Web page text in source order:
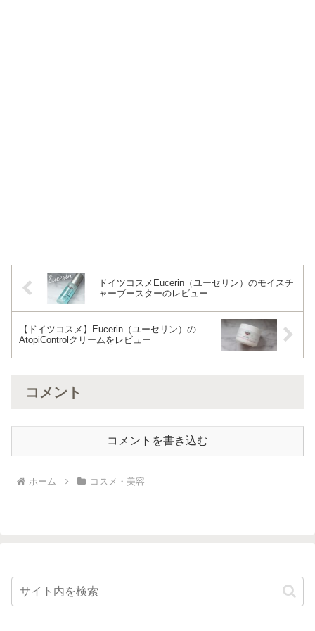
ドイツコスメEucerin（ユーセリン）のモイスチ
ャーブースターのレビュー
【ドイツコスメ】Eucerin（ユーセリン）の
AtopiControlクリームをレビュー
コメント
コメントを書き込む
ホーム コスメ・美容